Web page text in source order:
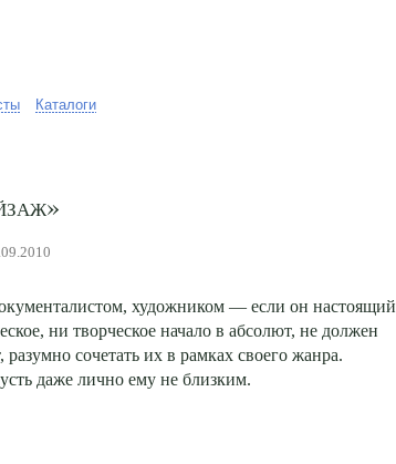
Каталоги
художником — если он настоящий
ни творческое начало в абсолют, не должен
сочетать их в рамках своего жанра.
даже лично ему не близким.